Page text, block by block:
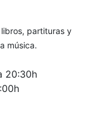
partituras y
música.
20:30h